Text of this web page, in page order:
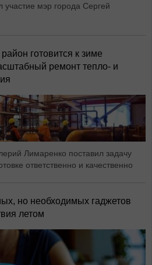
участие мэр города Сергей
готовится к зиме
ремонт тепло- и
Лимаренко поставил задачу
ответственно и качественно
но необходимых гаджетов
летом